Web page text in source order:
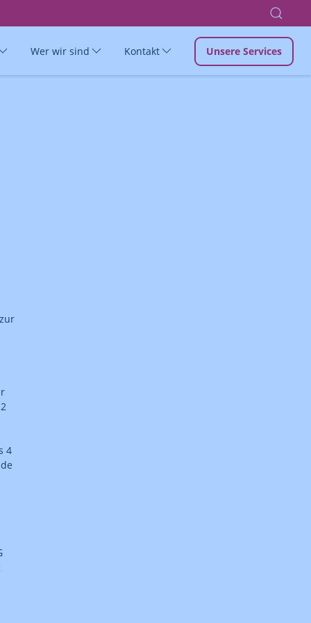
Wer wir sind Kontakt Unsere Services
4